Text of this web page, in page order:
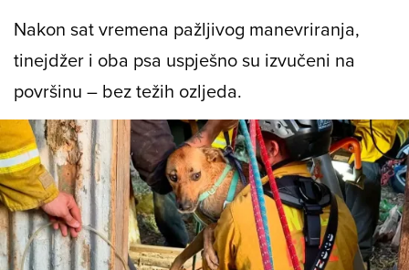
Nakon sat vremena pažljivog manevriranja,
tinejdžer i oba psa uspješno su izvučeni na
površinu – bez težih ozljeda.